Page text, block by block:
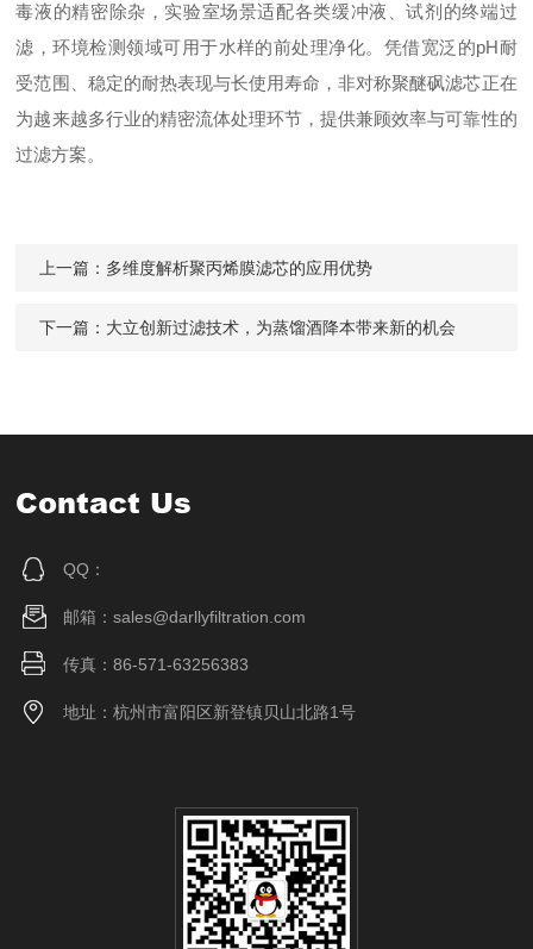
毒液的精密除杂，实验室场景适配各类缓冲液、试剂的终端过
滤，环境检测领域可用于水样的前处理净化。凭借宽泛的pH耐
受范围、稳定的耐热表现与长使用寿命，非对称聚醚砜滤芯正在
为越来越多行业的精密流体处理环节，提供兼顾效率与可靠性的
过滤方案。
上一篇： 多维度解析聚丙烯膜滤芯的应用优势
下一篇： 大立创新过滤技术，为蒸馏酒降本带来新的机会
Contact Us
QQ：
邮箱：sales@darllyfiltration.com
传真：86-571-63256383
地址：杭州市富阳区新登镇贝山北路1号